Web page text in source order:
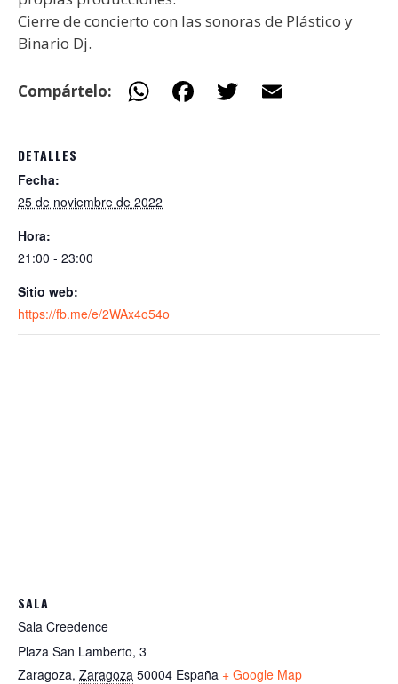
Cierre de concierto con las sonoras de Plástico y
Binario Dj.
Compártelo: W
A
DETALLES
Fecha:
25 de noviembre de 2022
Hora:
21:00 - 23:00
Sitio web:
https://fb.me/e/2WAx4o54o
SALA
Sala Creedence
Plaza San Lamberto, 3
Zaragoza, Zaragoza 50004 España + Google Map